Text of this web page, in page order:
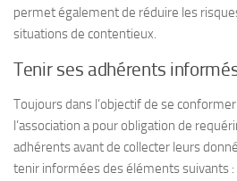
permet également de réduire les
situations de contentieux.
Tenir ses adhérents
Toujours dans l’objectif de se
l’association a pour obligation de
adhérents avant de collecter leurs
tenir informées des éléments suivants :